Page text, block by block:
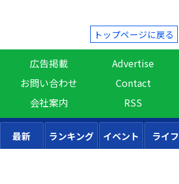
トップページに戻る
広告掲載 Advertise
お問い合わせ
Contact
会社案内
RSS
最新 ランキング イベント ライフ